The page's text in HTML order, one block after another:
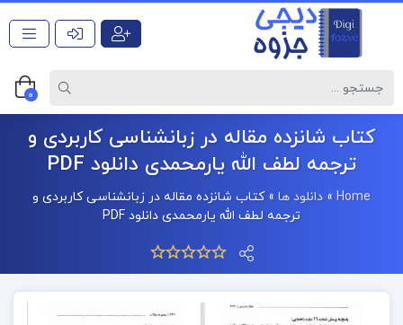
0
کتاب شانزده مقاله در زبانشناسی کاربردی و
ترجمه لطف الله یارمحمدی دانلود PDF
Home
» دانلود ها »کتاب شانزده مقاله در زبانشناسی کاربردی و
ترجمه لطف الله یارمحمدی دانلود PDF